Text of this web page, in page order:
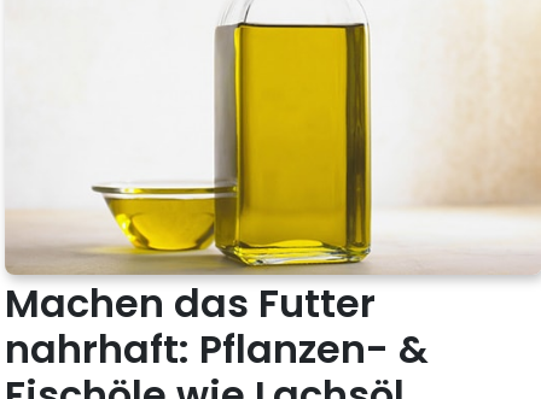
Machen das Futter
nahrhaft: Pflanzen- &